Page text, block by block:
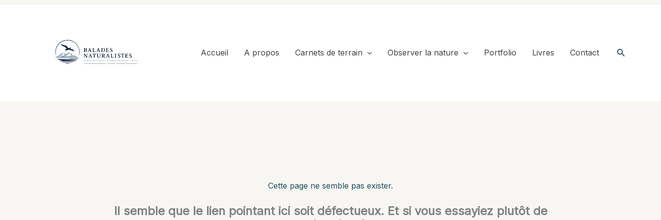
Accueil
A propos Carnets de terrain Observer la nature Portfolio Livres Contact
Cette page ne semble pas exister.
Il semble que le lien pointant ici soit défectueux. Et si vous essayiez plutôt de